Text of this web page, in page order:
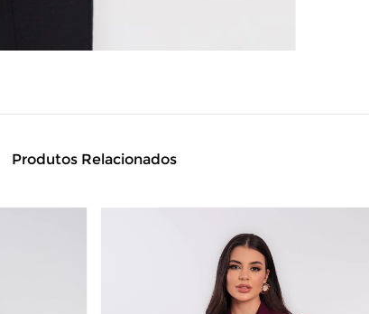
Produtos Relacionados